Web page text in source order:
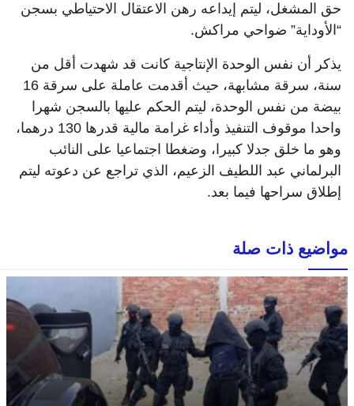
حق المشغل، ليتم إيداعه رهن الاعتقال الاحتياطي بسجن
“الأوداية” ضواحي مراكش.
يذكر أن نفس الوحدة الإنتاجية كانت قد شهدت أقل من
سنة، سرقة مشابهة، حيث أقدمت عاملة على سرقة 16
بيضة من نفس الوحدة، ليتم الحكم عليها بالسجن شهرا
واحدا موقوف التنفيذ وأداء غرامة مالية قدرها 130 درهما،
وهو ما خلق جدلا كبيرا، وضغطا اجتماعيا على النائب
البرلماني عبد اللطيف الزعيم، الذي تراجع عن دعوته ليتم
إطلاق سراحها فيما بعد.
مواضيع ذات صلة